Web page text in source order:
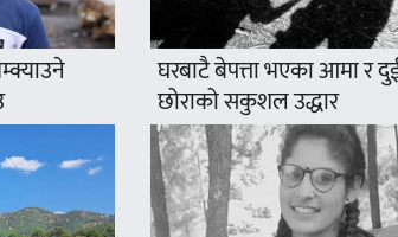
घरबाटै बेपत्ता भएका आमा र
छोराको सकुशल उद्धार